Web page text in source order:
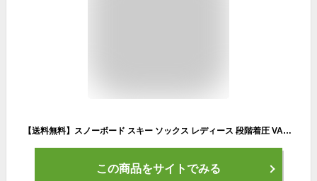
【送料無料】スノーボード スキー ソックス レディース 段階着圧 VAXPOT(バックスポット) ハイソックス VA-1762【靴下 高機能 ソックス メリノウール 使用 スノボ】【スノーボード ウェア ゴーグル グローブ インナー スノーブーツ と一緒に】[返品交換不可]
この商品をサイトでみる